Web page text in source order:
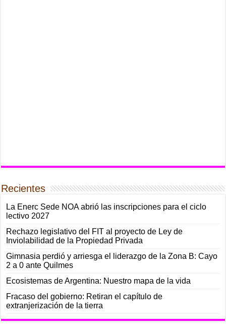
Recientes
La Enerc Sede NOA abrió las inscripciones para el ciclo
lectivo 2027
Rechazo legislativo del FIT al proyecto de Ley de
Inviolabilidad de la Propiedad Privada
Gimnasia perdió y arriesga el liderazgo de la Zona B: Cayo
2 a 0 ante Quilmes
Ecosistemas de Argentina: Nuestro mapa de la vida
Fracaso del gobierno: Retiran el capítulo de
extranjerización de la tierra